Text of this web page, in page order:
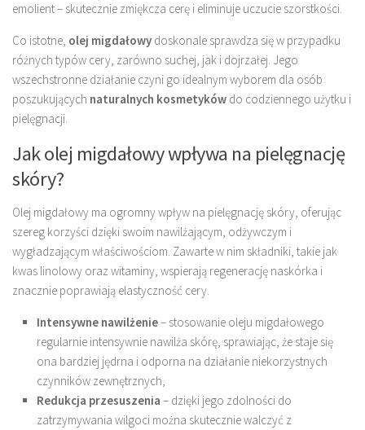
emolient – skutecznie zmiękcza cerę i eliminuje uczucie szorstkości.
Co istotne, olej migdałowy doskonale sprawdza się w przypadku
różnych typów cery, zarówno suchej, jak i dojrzałej. Jego
wszechstronne działanie czyni go idealnym wyborem dla osób
poszukujących naturalnych kosmetyków do codziennego użytku i
pielęgnacji.
Jak olej migdałowy wpływa na pielęgnację
skóry?
Olej migdałowy ma ogromny wpływ na pielęgnację skóry, oferując
szereg korzyści dzięki swoim nawilżającym, odżywczym i
wygładzającym właściwościom. Zawarte w nim składniki, takie jak
kwas linolowy oraz witaminy, wspierają regenerację naskórka i
znacznie poprawiają elastyczność cery.
Intensywne nawilżenie– stosowanie oleju migdałowego
regularnie intensywnie nawilża skórę, sprawiając, że staje się
ona bardziej jędrna i odporna na działanie niekorzystnych
czynników zewnętrznych,
Redukcja przesuszenia – dzięki jego zdolności do
zatrzymywania wilgoci można skutecznie walczyć z